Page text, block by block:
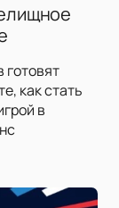
готовят
как стать
в